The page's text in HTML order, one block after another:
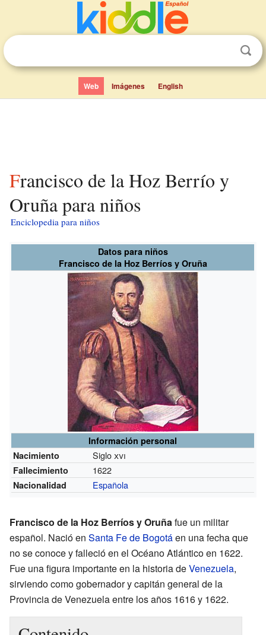
Web Imágenes English
Francisco de la Hoz Berrío y
Oruña para niños
Enciclopedia para niños
Datos para niños
Francisco de la Hoz Berríos y Oruña
Información personal
Nacimiento
Sigloxvi
Fallecimiento 1622
Nacionalidad Española
Francisco de la Hoz Berríos y Oruñafue un militar
español. Nació en Santa Fe de Bogotáen una fecha que
no se conoce y falleció en el Océano Atlántico en 1622.
Fue una figura importante en la historia deVenezuela,
sirviendo como gobernador y capitán general de la
Provincia de Venezuela entre los años 1616 y 1622.